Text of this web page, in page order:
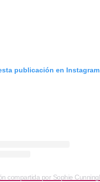
publicación en Instagram